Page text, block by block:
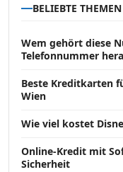
BELIEBTE THEMEN
Wem gehört diese
Telefonnummer
Beste Kreditkarten
Wien
Wie viel kostet
Online-Kredit mit
Sicherheit